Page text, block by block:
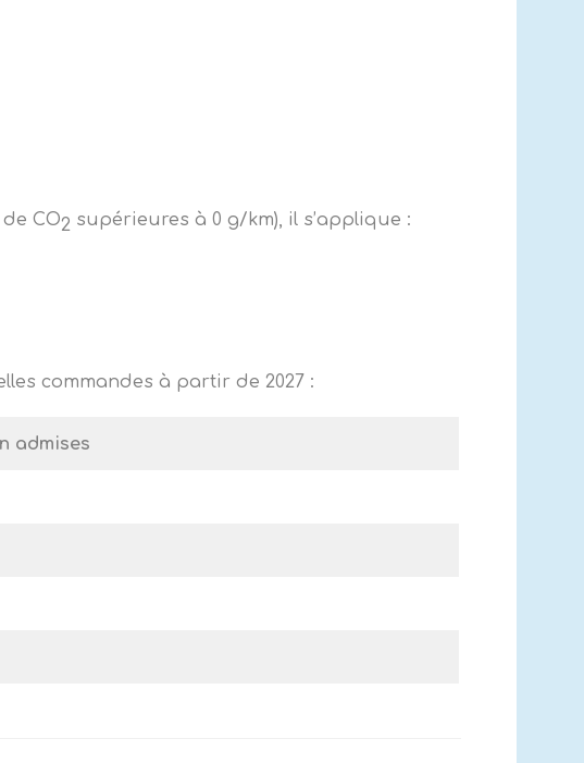
CO2 supérieures à 0 g/km), il s’applique :
commandes à partir de 2027 :
admises